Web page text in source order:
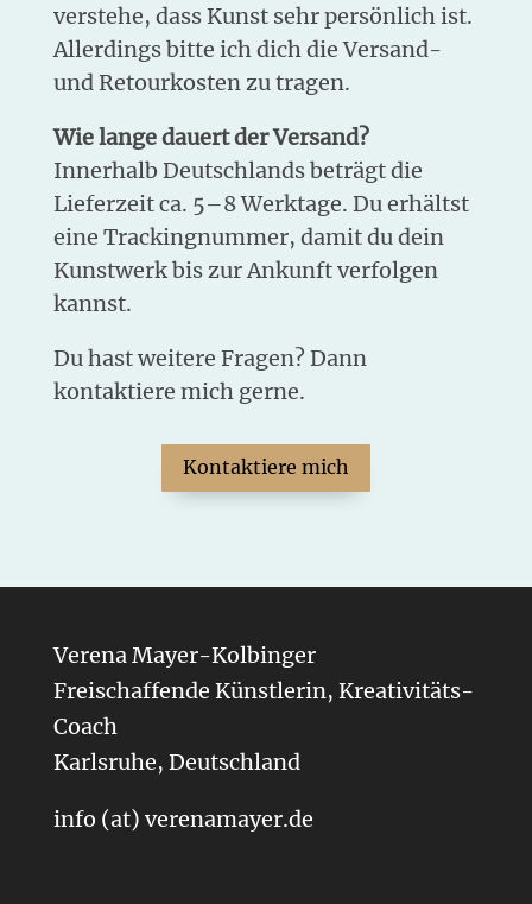
verstehe, dass Kunst sehr persönlich ist.
Allerdings bitte ich dich die Versand-
und Retourkosten zu tragen.
Wie lange dauert der Versand?
Innerhalb Deutschlands beträgt die
Lieferzeit ca. 5–8 Werktage. Du erhältst
eine Trackingnummer, damit du dein
Kunstwerk bis zur Ankunft verfolgen
kannst.
Du hast weitere Fragen? Dann
kontaktiere mich gerne.
Kontaktiere mich
Verena Mayer-Kolbinger
Freischaffende Künstlerin, Kreativitäts-
Coach
Karlsruhe, Deutschland
info (at) verenamayer.de